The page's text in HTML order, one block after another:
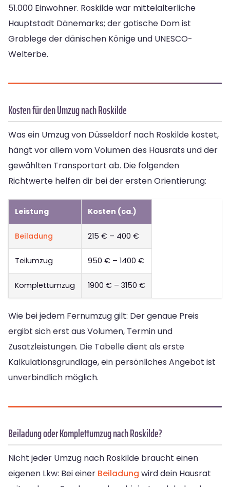
51.000 Einwohner. Roskilde war mittelalterliche
Hauptstadt Dänemarks; der gotische Dom ist
Grablege der dänischen Könige und UNESCO-
Welterbe.
Kosten für den Umzug nach Roskilde
Was ein Umzug von Düsseldorf nach Roskilde kostet,
hängt vor allem vom Volumen des Hausrats und der
gewählten Transportart ab. Die folgenden
Richtwerte helfen dir bei der ersten Orientierung:
Leistung Kosten (ca.)
Beiladung 215 € – 400 €
Teilumzug 950 € – 1400 €
Komplettumzug 1900 € – 3150 €
Wie bei jedem Fernumzug gilt: Der genaue Preis
ergibt sich erst aus Volumen, Termin und
Zusatzleistungen. Die Tabelle dient als erste
Kalkulationsgrundlage, ein persönliches Angebot ist
unverbindlich möglich.
Beiladung oder Komplettumzug nach Roskilde?
Nicht jeder Umzug nach Roskilde braucht einen
eigenen Lkw: Bei einer Beiladung wird dein Hausrat